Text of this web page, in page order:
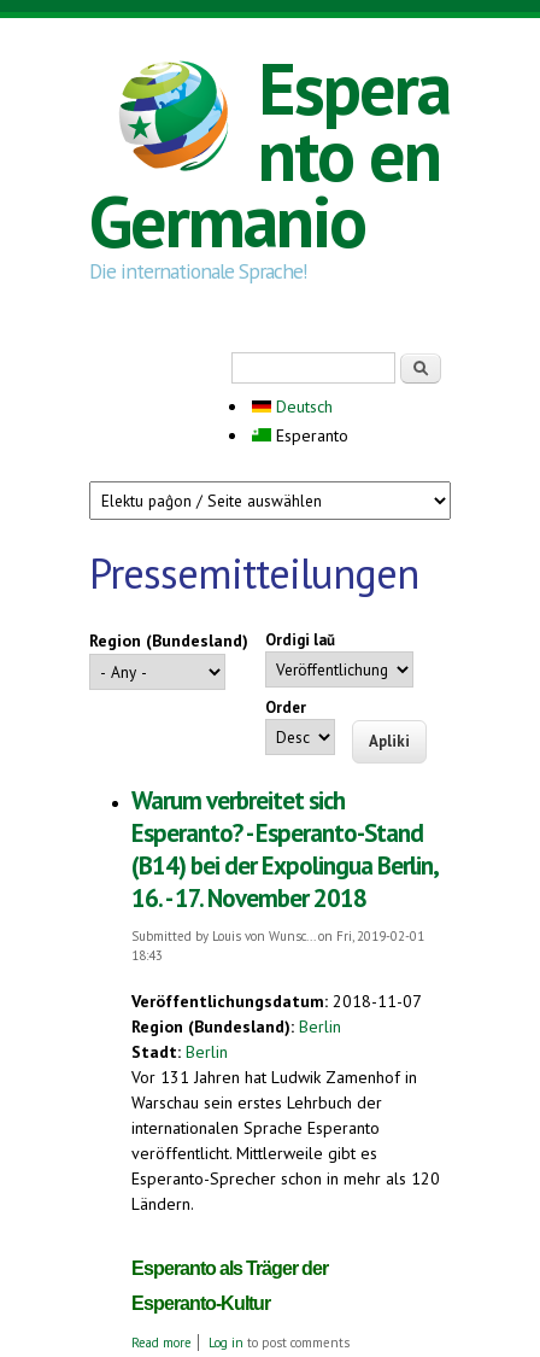
Skip to main content
Espera
nto en
Germanio
Die internationale Sprache!
Deutsch
Esperanto
Pressemitteilungen
Region (Bundesland) Ordigi laŭ
Order
Warum verbreitet sich
Esperanto? - Esperanto-Stand
(B14) bei der Expolingua Berlin,
16. - 17. November 2018
Submitted by Louis von Wunsc...on Fri, 2019-02-01
18:43
Veröffentlichungsdatum: 2018-11-07
Region (Bundesland): Berlin
Stadt: Berlin
Vor 131 Jahren hat Ludwik Zamenhof in
Warschau sein erstes Lehrbuch der
internationalen Sprache Esperanto
veröffentlicht. Mittlerweile gibt es
Esperanto-Sprecher schon in mehr als 120
Ländern.
Esperanto als Träger der
Esperanto-Kultur
Read more about Warum verbreitet sich Esperanto? -
Log in to post comments